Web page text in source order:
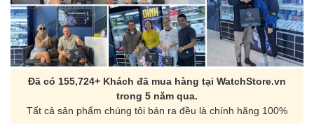
Đã có 155,724+ Khách đã mua hàng tại WatchStore.vn
trong 5 năm qua.
Tất cả sản phẩm chúng tôi bán ra đều là chính hãng 100%
Orient Nam RA-
Casio Nam MTS-